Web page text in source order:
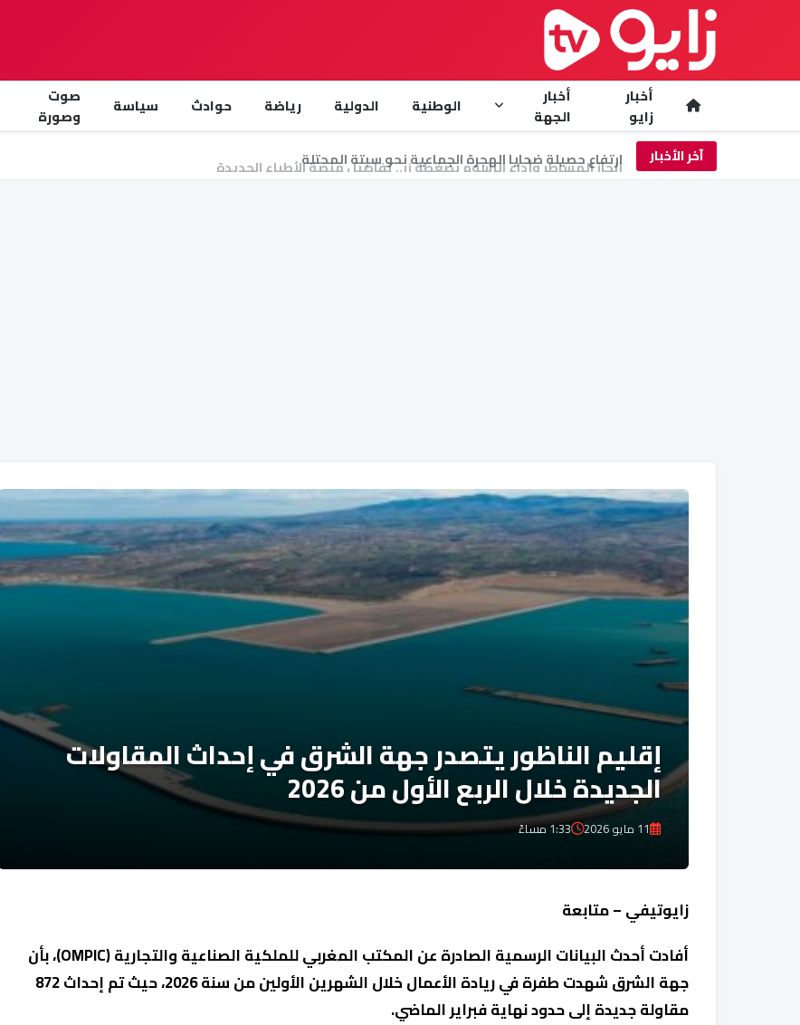
أخبار
زايو
أخبار
الجهة
الوطنية الدولية رياضة حوادث سياسة
صوت
وصورة
آخر الأخبار إنجاز المساطر وأداء الرسوم بضغطة زر.. تفاصيل منصة الأطباء الجديدة
إقليم الناظور يتصدر جهة الشرق في إحداث المقاولات
الجديدة خلال الربع الأول من 2026
11 مايو 2026 1:33 مساءً
زايوتيفي – متابعة
أفادت أحدث البيانات الرسمية الصادرة عن المكتب المغربي للملكية الصناعية والتجارية (OMPIC)، بأن
جهة الشرق شهدت طفرة في ريادة الأعمال خلال الشهرين الأولين من سنة 2026، حيث تم إحداث 872
مقاولة جديدة إلى حدود نهاية فبراير الماضي.